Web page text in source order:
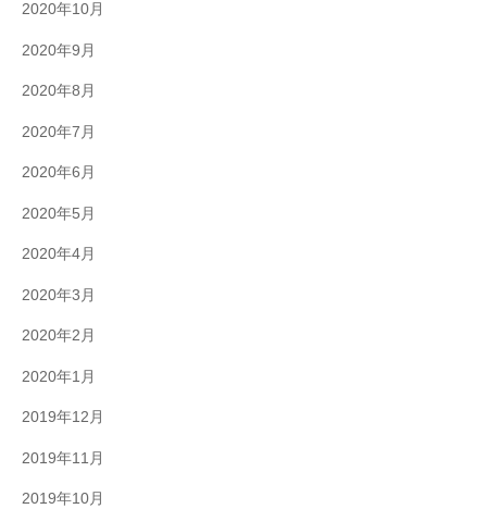
2020年10月
2020年9月
2020年8月
2020年7月
2020年6月
2020年5月
2020年4月
2020年3月
2020年2月
2020年1月
2019年12月
2019年11月
2019年10月